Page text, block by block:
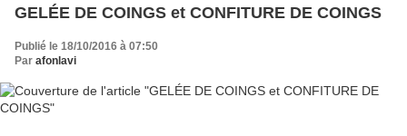
GELÉE DE COINGS et CONFITURE DE COINGS
Publié le 18/10/2016 à 07:50
Par afonlavi